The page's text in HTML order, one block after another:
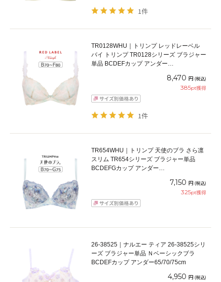
1件
TR0128WHU｜トリンプ レッドレーベル
バイ トリンプ TR0128シリーズ ブラジャー
単品 BCDEFカップ アンダー
8,470 円 (税込)
385pt獲得
1件
TR654WHU｜トリンプ 天使のブラ さら凛
スリム TR654シリーズ ブラジャー単品
BCDEFGカップ アンダー
7,150 円 (税込)
325pt獲得
26-38525｜ナルエー ティア 26-38525シリ
ーズ ブラジャー単品 Ｎベーシックブラ
BCDEFカップ アンダー65/70/75cm
4,950 円 (税込)